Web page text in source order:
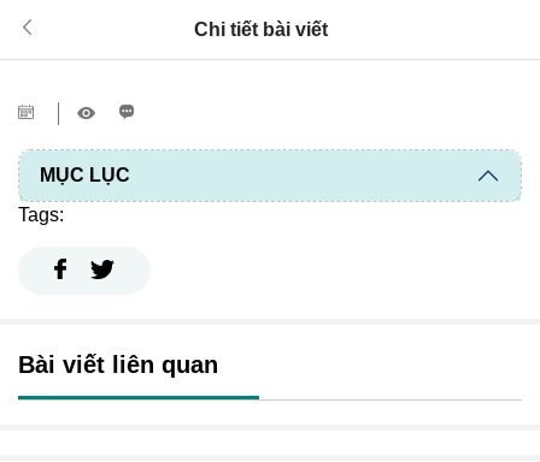
Chi tiết bài viết
MỤC LỤC
Tags:
Bài viết liên quan